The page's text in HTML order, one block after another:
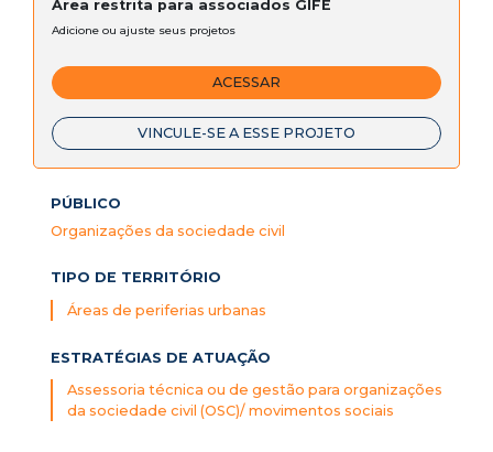
Área restrita para associados GIFE
Adicione ou ajuste seus projetos
ACESSAR
VINCULE-SE A ESSE PROJETO
PÚBLICO
Organizações da sociedade civil
TIPO DE TERRITÓRIO
Áreas de periferias urbanas
ESTRATÉGIAS DE ATUAÇÃO
Assessoria técnica ou de gestão para organizações
da sociedade civil (OSC)/ movimentos sociais